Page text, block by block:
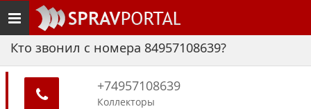
Toggle
navigation
Кто звонил с номера 84957108639?
+74957108639
Коллекторы